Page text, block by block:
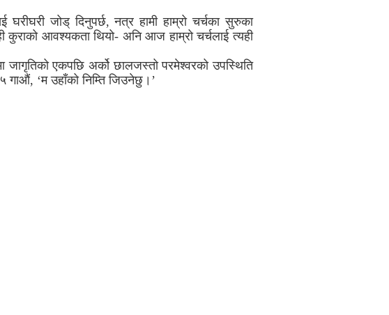
जोड् दिनुपर्छ, नत्र हामी हाम्रो चर्चका सुरुका
आवश्यकता थियो- अनि आज हाम्रो चर्चलाई त्यही
जागृतिको एकपछि अर्को छालजस्तो परमेश्वरको उपस्थिति
गाऔं, ‘म उहाँको निम्ति जिउनेछु।’